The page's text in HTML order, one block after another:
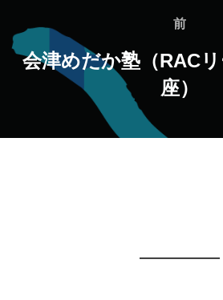
稿
ナ
前
前
会津めだか塾（RAC
座）